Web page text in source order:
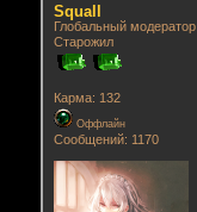
Squall
Глобальный модератор
Старожил
Карма: 132
Оффлайн
Сообщений: 1170